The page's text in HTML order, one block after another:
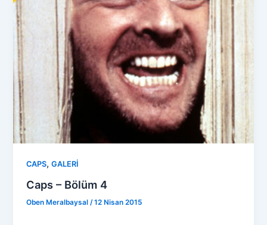
CAPS,GALERİ
Caps – Bölüm 4
Oben Meralbaysal/12 Nisan 2015